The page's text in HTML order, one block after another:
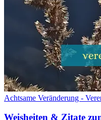
Achtsame Veränderung -
Weisheiten & Zitate